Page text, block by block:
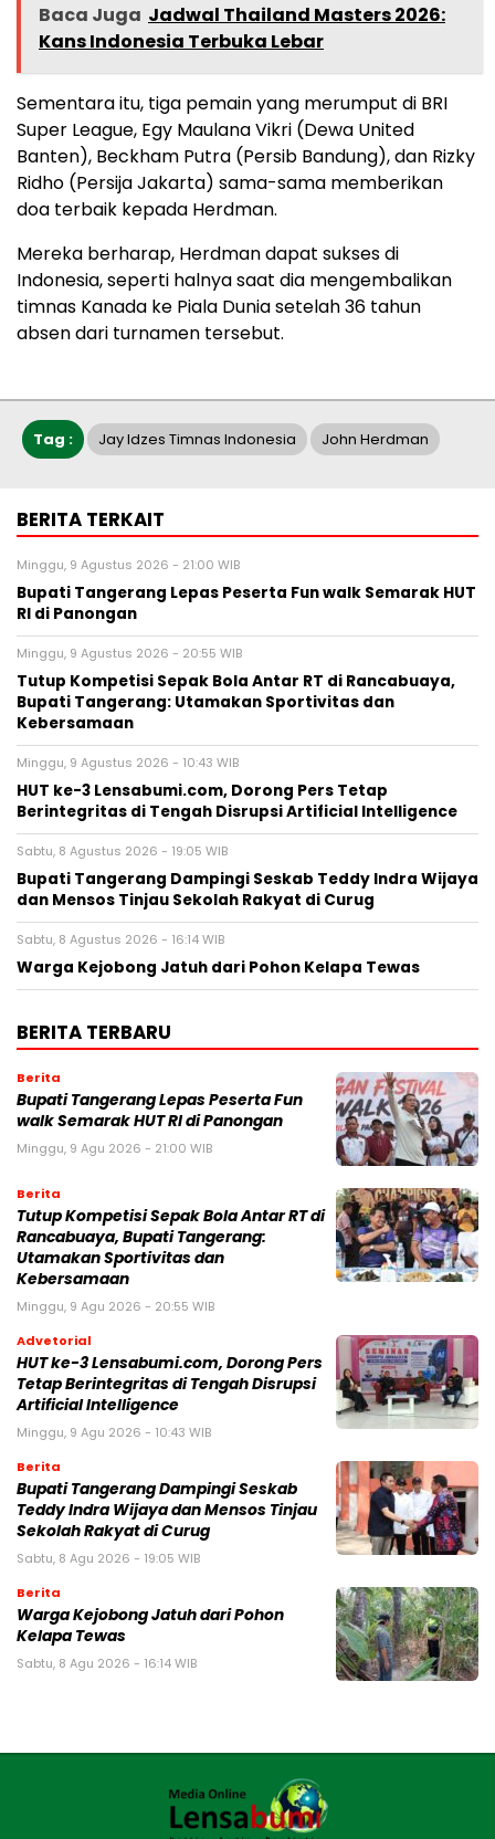
Baca Juga Jadwal Thailand Masters 2026:
Kans Indonesia Terbuka Lebar
Sementara itu, tiga pemain yang merumput di BRI
Super League, Egy Maulana Vikri (Dewa United
Banten), Beckham Putra (Persib Bandung), dan Rizky
Ridho (Persija Jakarta) sama-sama memberikan
doa terbaik kepada Herdman.
Mereka berharap, Herdman dapat sukses di
Indonesia, seperti halnya saat dia mengembalikan
timnas Kanada ke Piala Dunia setelah 36 tahun
absen dari turnamen tersebut.
Tag : Jay Idzes Timnas Indonesia John Herdman
BERITA TERKAIT
Minggu, 9 Agustus 2026 - 21:00 WIB
Bupati Tangerang Lepas Peserta Fun walk Semarak HUT
RI di Panongan
Minggu, 9 Agustus 2026 - 20:55 WIB
Tutup Kompetisi Sepak Bola Antar RT di Rancabuaya,
Bupati Tangerang: Utamakan Sportivitas dan
Kebersamaan
Minggu, 9 Agustus 2026 - 10:43 WIB
HUT ke-3 Lensabumi.com, Dorong Pers Tetap
Berintegritas di Tengah Disrupsi Artificial Intelligence
Sabtu, 8 Agustus 2026 - 19:05 WIB
Bupati Tangerang Dampingi Seskab Teddy Indra Wijaya
dan Mensos Tinjau Sekolah Rakyat di Curug
Sabtu, 8 Agustus 2026 - 16:14 WIB
Warga Kejobong Jatuh dari Pohon Kelapa Tewas
BERITA TERBARU
Berita
Bupati Tangerang Lepas Peserta Fun
walk Semarak HUT RI di Panongan
Minggu, 9 Agu 2026 - 21:00 WIB
Berita
Tutup Kompetisi Sepak Bola Antar RT di
Rancabuaya, Bupati Tangerang:
Utamakan Sportivitas dan
Kebersamaan
Minggu, 9 Agu 2026 - 20:55 WIB
Advetorial
HUT ke-3 Lensabumi.com, Dorong Pers
Tetap Berintegritas di Tengah Disrupsi
Artificial Intelligence
Minggu, 9 Agu 2026 - 10:43 WIB
Berita
Bupati Tangerang Dampingi Seskab
Teddy Indra Wijaya dan Mensos Tinjau
Sekolah Rakyat di Curug
Sabtu, 8 Agu 2026 - 19:05 WIB
Berita
Warga Kejobong Jatuh dari Pohon
Kelapa Tewas
Sabtu, 8 Agu 2026 - 16:14 WIB